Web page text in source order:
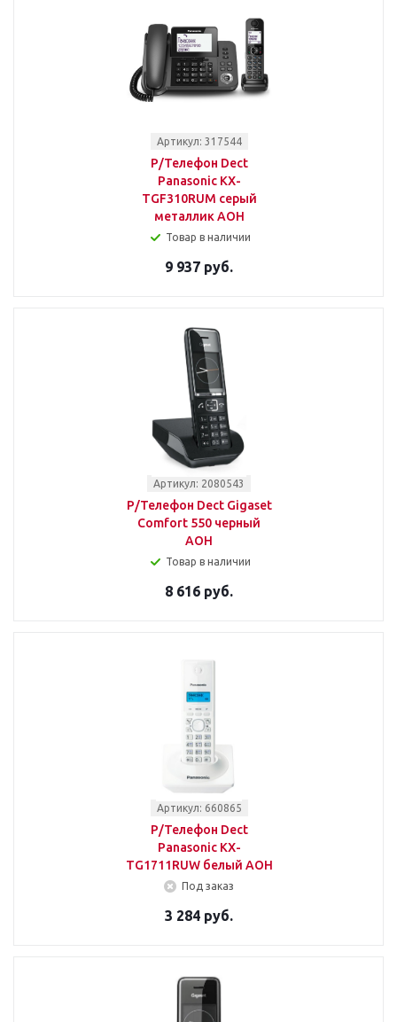
Артикул: 317544
Р/Телефон Dect
Panasonic KX-
TGF310RUM серый
металлик АОН
Товар в наличии
9 937 руб.
Артикул: 2080543
Р/Телефон Dect Gigaset
Comfort 550 черный
АОН
Товар в наличии
8 616 руб.
Артикул: 660865
Р/Телефон Dect
Panasonic KX-
TG1711RUW белый АОН
Под заказ
3 284 руб.